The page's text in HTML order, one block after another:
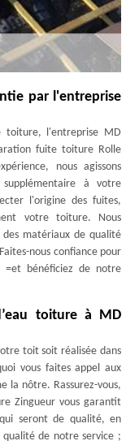
par l'entreprise
toiture, l'entreprise MD
fuite toiture Rolle
nous agissons
à votre
l'origine des fuites,
votre toiture. Nous
des matériaux de qualité
nous confiance pour
=et bénéficiez de notre
toiture à MD
toit soit réalisée dans
vous faites appel aux
la nôtre. Rassurez-vous,
Zingueur vous garantit
seront de qualité, en
qualité de notre service ;